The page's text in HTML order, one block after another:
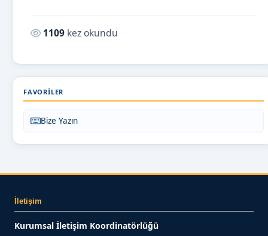
Okunma sayısı:
1109 kez okundu
FAVORILER
Bize Yazın
İletişim
Kurumsal İletişim Koordinatörlüğü